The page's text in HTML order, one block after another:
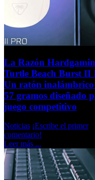
La Razón
Turtle Beach Burst II
Un ratón inalámbrico
57 gramos diseñado
juego competitivo
Noticias ¡Escribe el primer
comentario!
Leer más ...